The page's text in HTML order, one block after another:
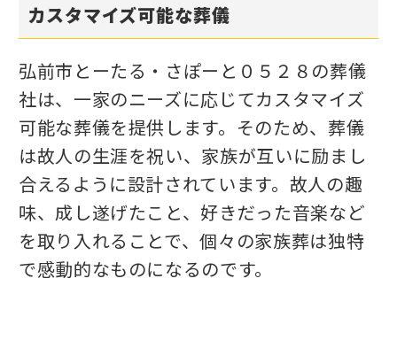
カスタマイズ可能な葬儀
弘前市とーたる・さぽーと０５２８の葬儀
社は、一家のニーズに応じてカスタマイズ
可能な葬儀を提供します。そのため、葬儀
は故人の生涯を祝い、家族が互いに励まし
合えるように設計されています。故人の趣
味、成し遂げたこと、好きだった音楽など
を取り入れることで、個々の家族葬は独特
で感動的なものになるのです。